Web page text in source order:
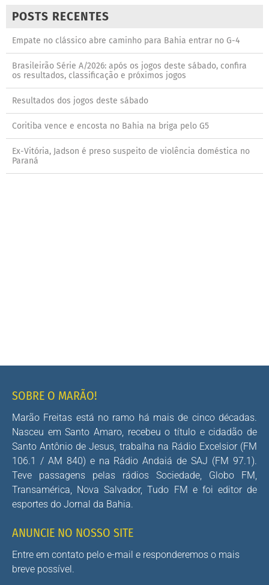
POSTS RECENTES
Empate no clássico abre caminho para Bahia entrar no G-4
Brasileirão Série A/2026: após os jogos deste sábado, confira
os resultados, classificação e próximos jogos
Resultados dos jogos deste sábado
Coritiba vence e encosta no Bahia na briga pelo G5
Ex-Vitória, Jadson é preso suspeito de violência doméstica no
Paraná
SOBRE O MARÃO!
Marão Freitas está no ramo há mais de cinco décadas.
Nasceu em Santo Amaro, recebeu o título e cidadão de
Santo Antônio de Jesus, trabalha na Rádio Excelsior (FM
106.1 / AM 840) e na Rádio Andaiá de SAJ (FM 97.1).
Teve passagens pelas rádios Sociedade, Globo FM,
Transamérica, Nova Salvador, Tudo FM e foi editor de
esportes do Jornal da Bahia.
ANUNCIE NO NOSSO SITE
Entre em contato pelo e-mail e responderemos o mais
breve possível.